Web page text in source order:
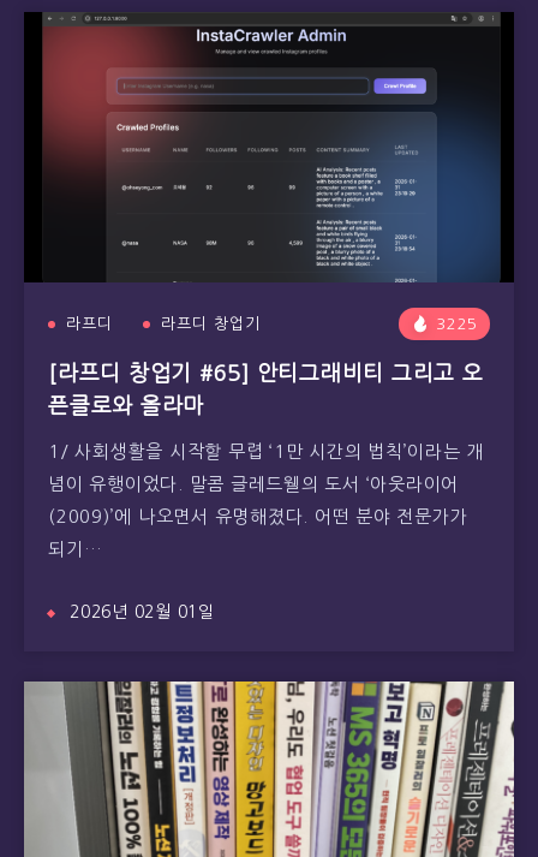
라프디 라프디 창업기 3225
[라프디 창업기 #65] 안티그래비티 그리고 오
픈클로와 올라마
1/ 사회생활을 시작할 무렵 ‘1만 시간의 법칙’이라는 개
념이 유행이었다. 말콤 글레드웰의 도서 ‘아웃라이어
(2009)’에 나오면서 유명해졌다. 어떤 분야 전문가가
되기…
2026년 02월 01일